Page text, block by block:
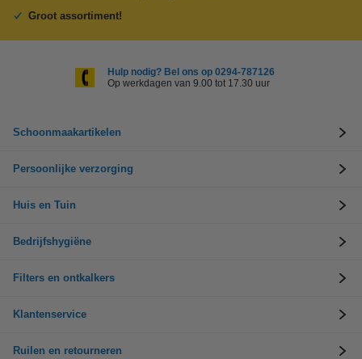
Groot assortiment!
Hulp nodig? Bel ons op 0294-787126
Op werkdagen van 9.00 tot 17.30 uur
Schoonmaakartikelen
Persoonlijke verzorging
Huis en Tuin
Bedrijfshygiëne
Filters en ontkalkers
Klantenservice
Ruilen en retourneren